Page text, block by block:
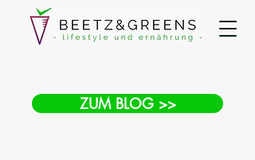
ZUM BLOG >>